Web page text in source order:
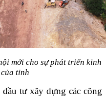
mới cho sự phát triển kinh
tỉnh
tư xây dựng các công